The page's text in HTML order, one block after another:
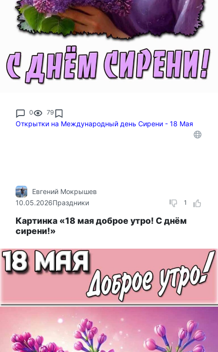
0 79
Открытки на Международный день Сирени - 18 Мая
1
Евгений Мокрышев
10.05.2026Праздники
Картинка «18 мая доброе утро! С днём
сирени!»